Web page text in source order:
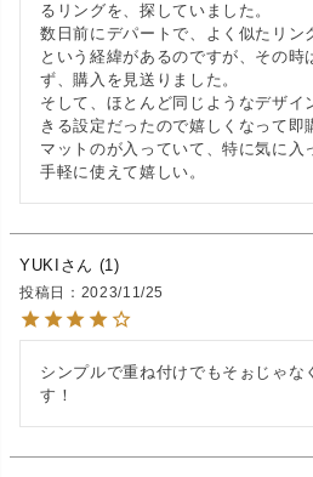
るリングを、探していました。
数日前にデパートで、よく似たリン
という経緯があるのですが、その時
ず、購入を見送りました。
そして、ほとんど同じようなデザイ
きる設定だったので嬉しくなって即
マットのが入っていて、特に気に入
手軽に使えて嬉しい。
YUKI 1
投稿日 2023/11/25
シンプルで重ね付けでもそぉじゃな
す！